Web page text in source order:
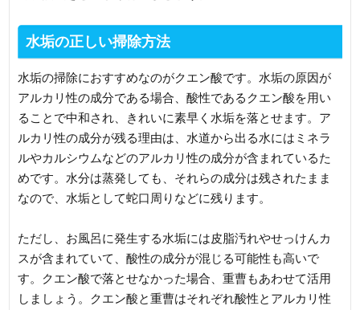
水垢の正しい掃除方法
水垢の掃除におすすめなのがクエン酸です。水垢の原因が
アルカリ性の成分である場合、酸性であるクエン酸を用い
ることで中和され、きれいに素早く水垢を落とせます。ア
ルカリ性の成分が残る理由は、水道から出る水にはミネラ
ルやカルシウムなどのアルカリ性の成分が含まれているた
めです。水分は蒸発しても、それらの成分は残されたまま
なので、水垢として蛇口周りなどに残ります。
ただし、お風呂に発生する水垢には皮脂汚れやせっけんカ
スが含まれていて、酸性の成分が混じる可能性も高いで
す。クエン酸で落とせなかった場合、重曹もあわせて活用
しましょう。クエン酸と重曹はそれぞれ酸性とアルカリ性